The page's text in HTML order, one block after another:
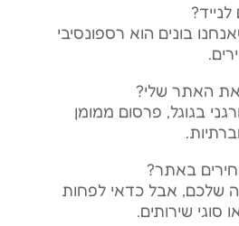
בונים הוא רספונסיבי
את האתר שלי?
בגוגל, פרסום ממומן
באתר?
שלכם, אבל כדאי לפחות
סוגי שירותים.